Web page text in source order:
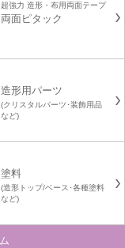
超強力 造形・布用両面テープ
両面ピタック
造形用パーツ
(クリスタルパーツ･装飾用品
など)
塗料
(造形トップ/ベース･各種塗料
など)